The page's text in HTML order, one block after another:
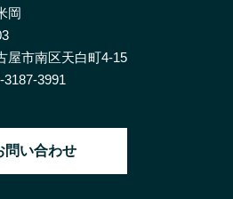
岡
屋市南区天白町4-15
3187-3991
問い合わせ